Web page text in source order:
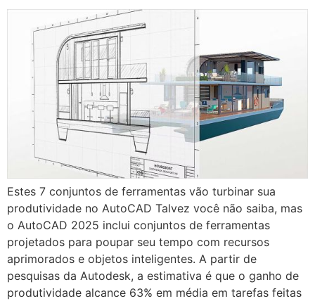
Estes 7 conjuntos de ferramentas vão turbinar sua
produtividade no AutoCAD Talvez você não saiba, mas
o AutoCAD 2025 inclui conjuntos de ferramentas
projetados para poupar seu tempo com recursos
aprimorados e objetos inteligentes. A partir de
pesquisas da Autodesk, a estimativa é que o ganho de
produtividade alcance 63% em média em tarefas feitas